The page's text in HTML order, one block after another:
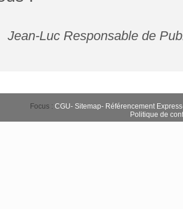
Jean-Luc Responsable de
Focus : CGU- Sitemap- Référencement Express
Politique de